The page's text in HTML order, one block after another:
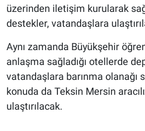
üzerinden iletişim kurularak
destekler, vatandaşlara
Aynı zamanda Büyükşehir
anlaşma sağladığı otellerde
vatandaşlara barınma olanağı
konuda da Teksin Mersin
ulaştırılacak.